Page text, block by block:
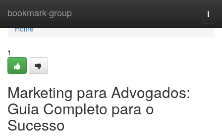
bookmark-group
Home
Home
1
Marketing para Advogados:
Guia Completo para o
Sucesso